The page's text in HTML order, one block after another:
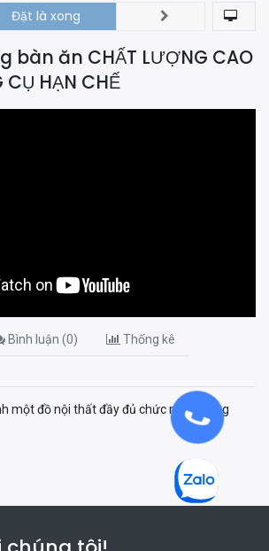
bàn ăn CHẤT LƯỢNG CAO
HẠN CHẾ
Đặt là xong
Bình luận (0) Thống kê
một đồ nội thất đầy đủ chức năng, từng